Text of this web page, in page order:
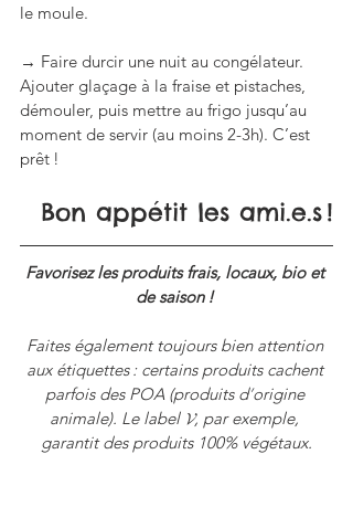
le moule.
→ Faire durcir une nuit au congélateur.
Ajouter glaçage à la fraise et pistaches,
démouler, puis mettre au frigo jusqu’au
moment de servir (au moins 2-3h). C’est
prêt !
Bon appétit les ami.e.s !
Favorisez les produits frais, locaux, bio et
de saison !
Faites également toujours bien attention
aux étiquettes : certains produits cachent
parfois des POA (produits d’origine
animale). Le label 𝓥, par exemple,
garantit des produits 100% végétaux.